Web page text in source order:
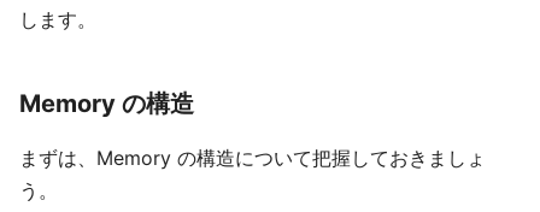
します。
Memory の構造
まずは、Memory の構造について把握しておきましょ
う。